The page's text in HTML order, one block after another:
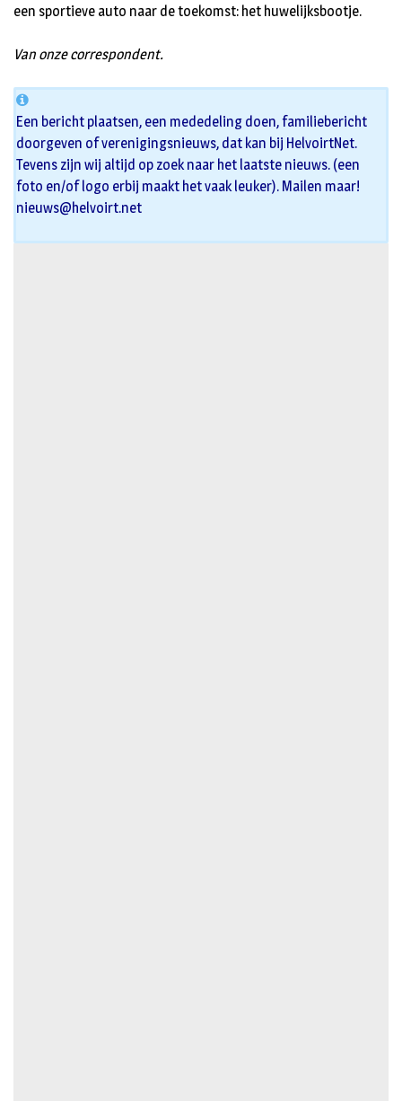
een sportieve auto naar de toekomst: het huwelijksbootje.
Van onze correspondent.
Een bericht plaatsen, een mededeling doen, familiebericht
doorgeven of verenigingsnieuws, dat kan bij HelvoirtNet.
Tevens zijn wij altijd op zoek naar het laatste nieuws. (een
foto en/of logo erbij maakt het vaak leuker). Mailen maar!
nieuws@helvoirt.net